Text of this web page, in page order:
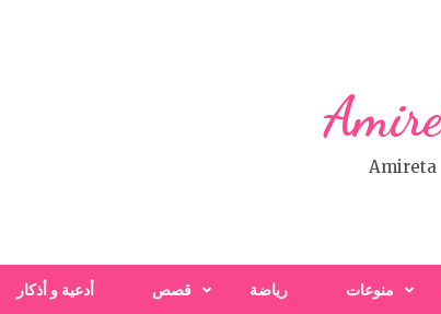
Amireta
منوعات رياضة قصص أدعية و أذكار